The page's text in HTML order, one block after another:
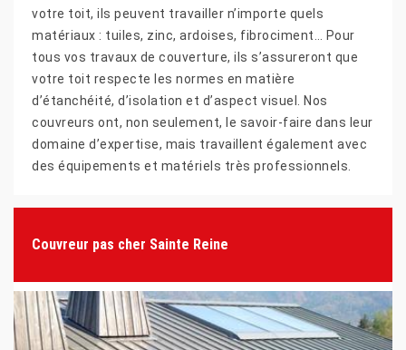
votre toit, ils peuvent travailler n’importe quels
matériaux : tuiles, zinc, ardoises, fibrociment… Pour
tous vos travaux de couverture, ils s’assureront que
votre toit respecte les normes en matière
d’étanchéité, d’isolation et d’aspect visuel. Nos
couvreurs ont, non seulement, le savoir-faire dans leur
domaine d’expertise, mais travaillent également avec
des équipements et matériels très professionnels.
Couvreur pas cher Sainte Reine